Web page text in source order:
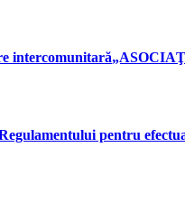
intercomunitară
pentru